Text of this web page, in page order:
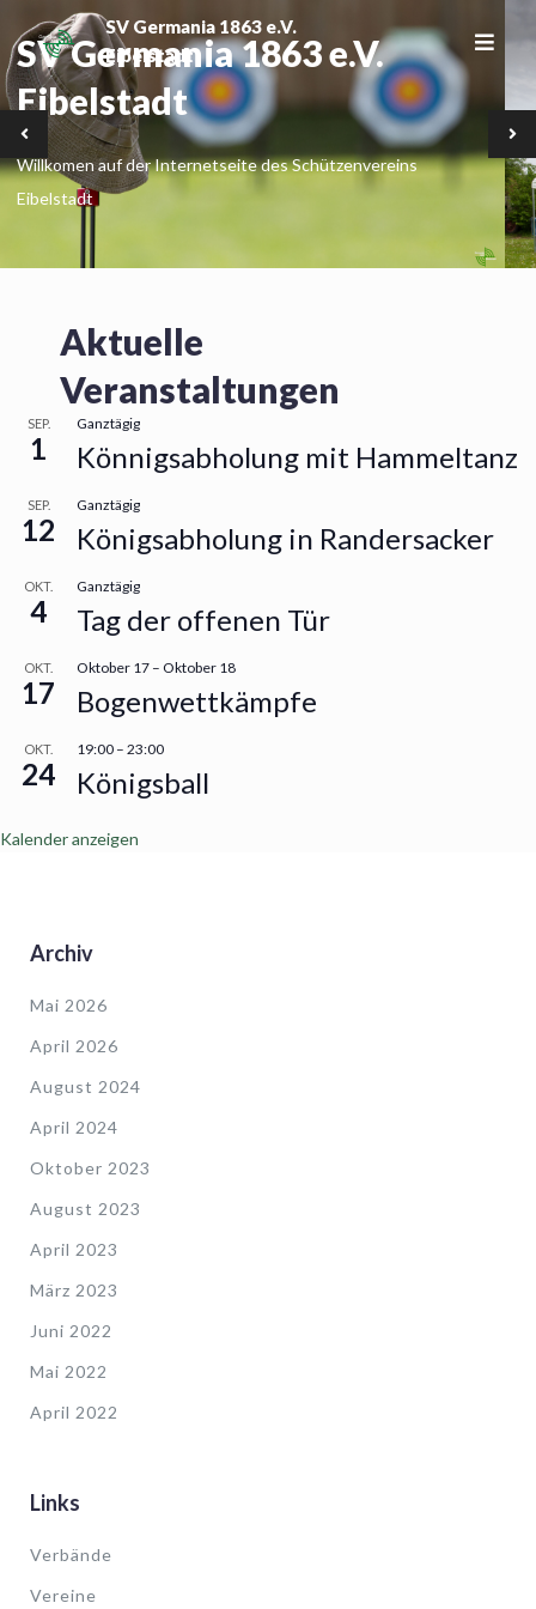
to
content
SV Germania 1863 e.V.
Eibelstadt
Germania 1863 e.V.
auf der Internetseite des Schützenvereins
Aktuelle
Veranstaltungen
SEP.
1
Ganztägig
Könnigsabholung mit Hammeltanz
SEP.
12
Ganztägig
Königsabholung in Randersacker
OKT.
4
Ganztägig
Tag der offenen Tür
OKT.
17
Oktober 17 – Oktober 18
Bogenwettkämpfe
OKT.
24
19:00 – 23:00
Königsball
Kalender anzeigen
Archiv
Mai 2026
April 2026
August 2024
April 2024
Oktober 2023
August 2023
April 2023
März 2023
Juni 2022
Mai 2022
April 2022
Links
Verbände
Vereine